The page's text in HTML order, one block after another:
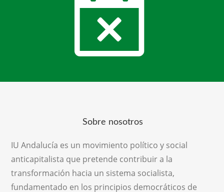
Sobre nosotros
IU Andalucía es un movimiento político y social
anticapitalista que pretende contribuir a la
transformación hacia un sistema socialista,
fundamentado en los principios democráticos de